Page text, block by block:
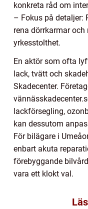
konkreta råd om
– Fokus på detaljer:
rena dörrkarmar
yrkesstolthet.
En aktör som ofta
lack, tvätt och
Skadecenter.
lackförsegling,
kan dessutom
För bilägare i
enbart akuta
förebyggande
vara ett klokt val.